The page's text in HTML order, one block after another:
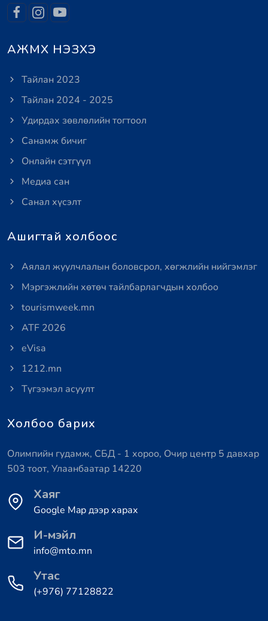
АЖМХ НЭЗХЭ
Тайлан 2023
Тайлан 2024 - 2025
Удирдах зөвлөлийн тогтоол
Санамж бичиг
Онлайн сэтгүүл
Медиа сан
Санал хүсэлт
Ашигтай холбоос
Аялал жуулчлалын боловсрол, хөгжлийн нийгэмлэг
Мэргэжлийн хөтөч тайлбарлагчдын холбоо
tourismweek.mn
ATF 2026
eVisa
1212.mn
Түгээмэл асуулт
Холбоо барих
Олимпийн гудамж, СБД - 1 хороо, Очир центр 5 давхар
503 тоот, Улаанбаатар 14220
Хаяг
Google Map дээр харах
И-мэйл
info@mto.mn
Утас
(+976) 77128822